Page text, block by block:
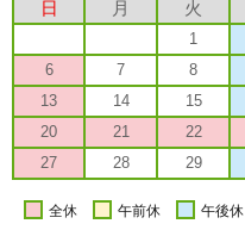
日
月 火
1
6
7 8
13
14 15
20
21 22
27
28 29
全休 午前休 午後休